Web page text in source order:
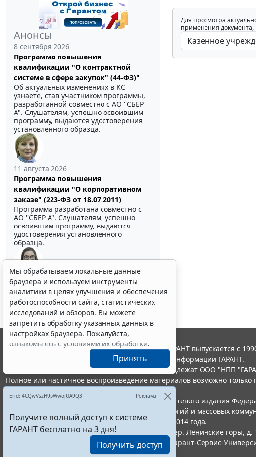
Анонсы
8 сентября 2026
Программа повышения
квалификации "О контрактной
системе в сфере закупок" (44-ФЗ)"
Об актуальных изменениях в КС
узнаете, став участником программы,
разработанной совместно с АО ''СБЕР
А". Слушателям, успешно освоившим
программу, выдаются удостоверения
установленного образца.
11 августа 2026
Программа повышения
квалификации "О корпоративном
заказе" (223-ФЗ от 18.07.2011)
Программа разработана совместно с
АО ''СБЕР А". Слушателям, успешно
освоившим программу, выдаются
удостоверения установленного
образца.
Выберите тему программы повышения квалификации
для юристов ...
Для просмотра
применения документа,
Мы обрабатываем локальные данные
браузера и используем инструменты
аналитики в целях улучшения и обеспечения
работоспособности сайта, статистических
исследований и обзоров. Вы можете
запретить обработку указанных данных в
настройках браузера. Пожалуйста,
ознакомьтесь с условиями их обработки.
Принять
Erid: 4CQwVszH9pWwojUA9Q3 Реклама
Получите полный доступ к системе
ГАРАНТ бесплатно на 3 дня!
Получить доступ
© ООО "НПП "ГАРАНТ-СЕРВИС", 2026. Система ГАРАНТ выпускается с
участниками Российской ассоциации правовой информации ГАРАНТ.
Все права на материалы сайта ГАРАНТ.РУ принадлежат ООО "НПП
Полное или частичное воспроизведение материалов возможно
Портал ГАРАНТ.РУ зарегистрирован в качестве сетевого издания
надзору в сфере связи,информационных технологий и массовых
(Роскомнадзором), Эл № ФС77-58365 от 18 июня 2014 года.
ООО "НПП "ГАРАНТ-СЕРВИС", 119234, г. Москва, тер. Ленинские горы, д.
Разработчик ЭПС Система ГАРАНТ – ООО "НПП "
Гарант-Сервис-